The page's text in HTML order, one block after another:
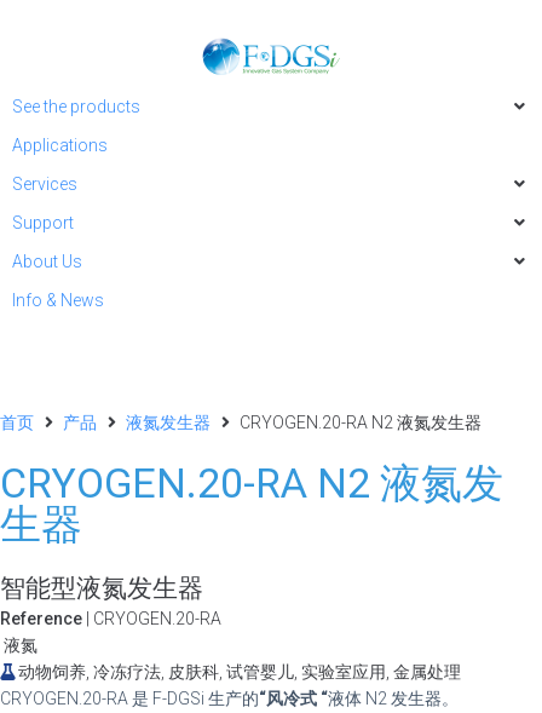
See the products
Applications
Services
Support
About Us
Info & News
首页 产品 液氮发生器 CRYOGEN.20-RA N2 液氮发生器
CRYOGEN.20-RA N2 液氮发
生器
智能型液氮发生器
Reference | CRYOGEN.20-RA
液氮
动物饲养, 冷冻疗法, 皮肤科, 试管婴儿, 实验室应用, 金属处理
CRYOGEN.20-RA 是 F-DGSi 生产的“风冷式 “液体 N2 发生器。